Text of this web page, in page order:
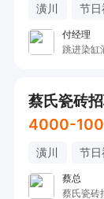
潢川 节日
付经理
跳进染缸
蔡氏瓷砖
4000-
潢川 节日
蔡总
蔡氏瓷砖